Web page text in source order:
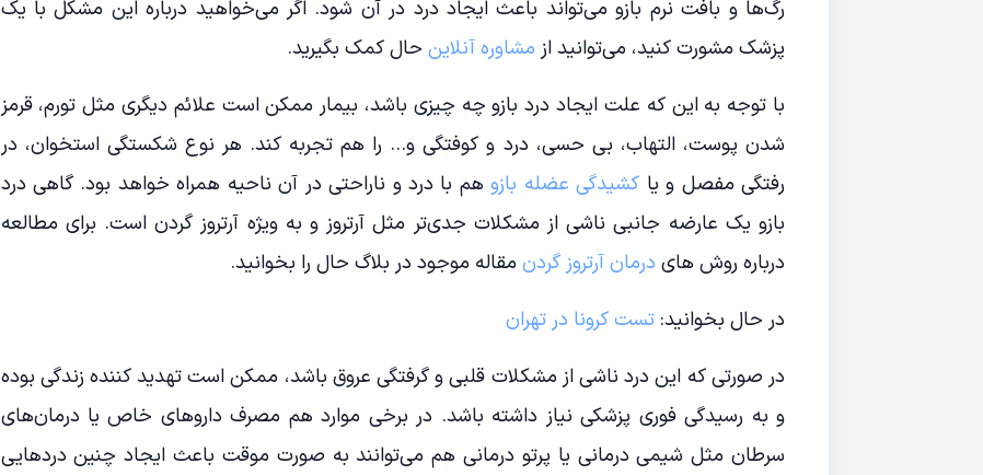
رگ‌ها و بافت نرم بازو می‌تواند باعث ایجاد درد در آن شود. اگر می‌خواهید درباره این مشکل با یک
پزشک مشورت کنید، می‌توانید از مشاوره آنلاین حال کمک بگیرید.
با توجه به این که علت ایجاد درد بازو چه چیزی باشد، بیمار ممکن است علائم دیگری مثل تورم، قرمز
شدن پوست، التهاب، بی حسی، درد و کوفتگی و… را هم تجربه کند. هر نوع شکستگی استخوان، در
رفتگی مفصل و یا کشیدگی عضله بازوهم با درد و ناراحتی در آن ناحیه همراه خواهد بود. گاهی درد
بازو یک عارضه جانبی ناشی از مشکلات جدی‌تر مثل آرتروز و به ویژه آرتروز گردن است. برای مطالعه
درباره روش های درمان آرتروز گردن مقاله‌ موجود در بلاگ حال را بخوانید.
در حال بخوانید: تست کرونا در تهران
در صورتی که این درد ناشی از مشکلات قلبی و گرفتگی عروق باشد، ممکن است تهدید کننده زندگی بوده
و به رسیدگی فوری پزشکی نیاز داشته باشد. در برخی موارد هم مصرف داروهای خاص یا درمان‌های
سرطان مثل شیمی درمانی یا پرتو درمانی هم می‌توانند به صورت موقت باعث ایجاد چنین دردهایی